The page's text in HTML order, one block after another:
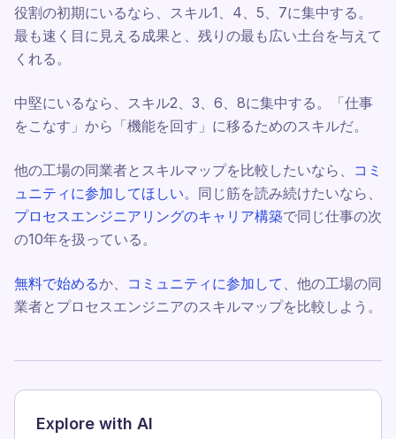
役割の初期にいるなら、スキル1、4、5、7に集中する。
最も速く目に見える成果と、残りの最も広い土台を与えて
くれる。
中堅にいるなら、スキル2、3、6、8に集中する。「仕事
をこなす」から「機能を回す」に移るためのスキルだ。
他の工場の同業者とスキルマップを比較したいなら、 コミ
ュニティに参加してほしい。同じ筋を読み続けたいなら、
プロセスエンジニアリングのキャリア構築で同じ仕事の次
の10年を扱っている。
無料で始めるか、 コミュニティに参加して 、他の工場の同
業者とプロセスエンジニアのスキルマップを比較しよう。
Explore with AI